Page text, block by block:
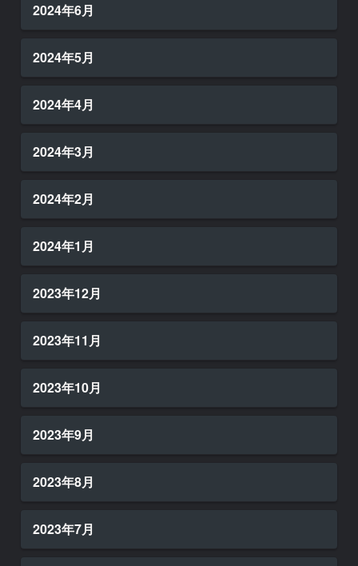
2024年6月
2024年5月
2024年4月
2024年3月
2024年2月
2024年1月
2023年12月
2023年11月
2023年10月
2023年9月
2023年8月
2023年7月